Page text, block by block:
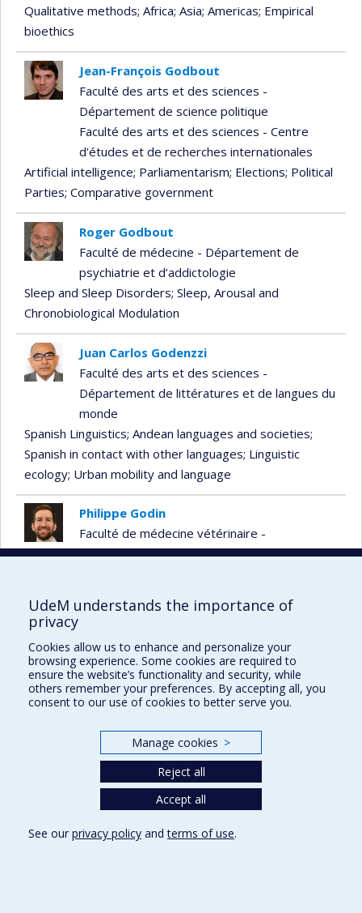
Qualitative methods; Africa; Asia; Americas; Empirical
bioethics
Jean-François Godbout
Faculté des arts et des sciences -
Département de science politique
Faculté des arts et des sciences - Centre
d'études et de recherches internationales
Artificial intelligence; Parliamentarism; Elections; Political
Parties; Comparative government
Roger Godbout
Faculté de médecine - Département de
psychiatrie et d’addictologie
Sleep and Sleep Disorders; Sleep, Arousal and
Chronobiological Modulation
Juan Carlos Godenzzi
Faculté des arts et des sciences -
Département de littératures et de langues du
monde
Spanish Linguistics; Andean languages and societies;
Spanish in contact with other languages; Linguistic
ecology; Urban mobility and language
Philippe Godin
Faculté de médecine vétérinaire -
Département de biomédecine vétérinaire
Pablo Godoy
Département de pathologie et microbiologie
Parasitology; Molecular biology; Pharmacology; Chimie
analytique et médicinale; Microbiology ; Biological
; Animaux de compagnie
Animaux de la ferme; Big data; Genetics
Baptiste Godrie
Faculté des arts et des sciences -
Département de sociologie
Inégalités épistémiques; Institutionnalisation des
UdeM understands the importance of
privacy
Cookies allow us to enhance and personalize your
browsing experience. Some cookies are required to
ensure the website’s functionality and security, while
others remember your preferences. By accepting all, you
consent to our use of cookies to better serve you.
Manage cookies >
Reject all
Accept all
See our privacy policy andterms of use.